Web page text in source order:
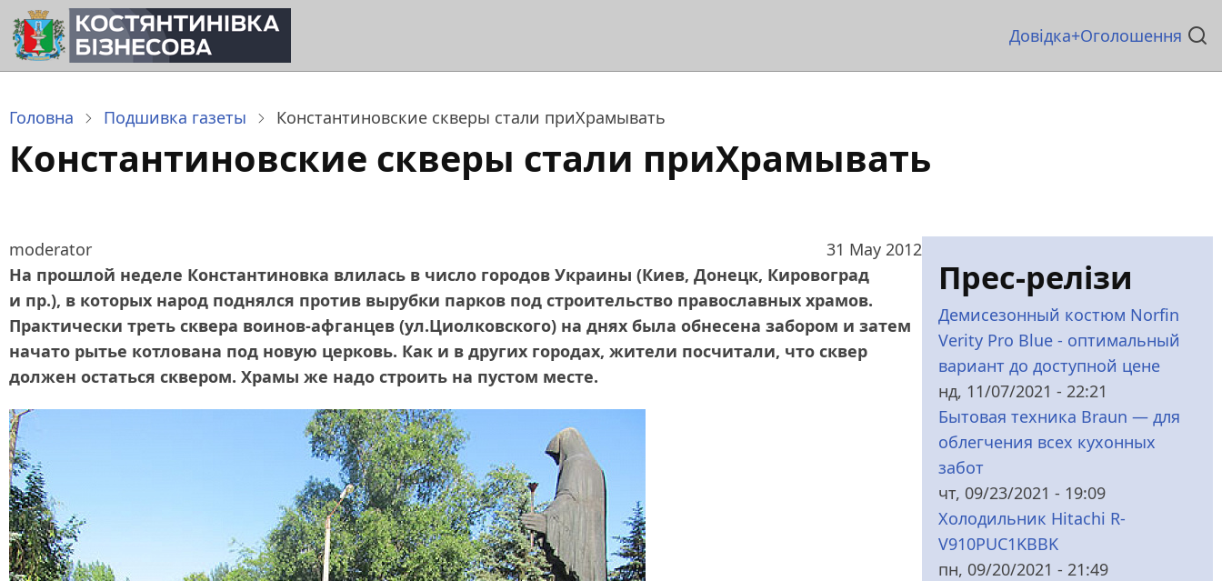
Перейти
до
основного
Основна
Довідка Оголошення
Головна Подшивка газеты Константиновские скверы стали приХрамывать
Константиновские скверы стали приХрамывать
moderator
31 May 2012
На прошлой неделе Константиновка влилась в число городов Украины (Киев, Донецк, Кировоград
и пр.), в которых народ поднялся против вырубки парков под строительство православных храмов.
Практически треть сквера воинов‑афганцев (ул.Циолковского) на днях была обнесена забором и затем
начато рытье котлована под новую церковь. Как и в других городах, жители посчитали, что сквер
должен остаться сквером. Храмы же надо строить на пустом месте.
Прес-релізи
Демисезонный костюм Norfin
Verity Pro Blue - оптимальный
вариант до доступной цене
нд, 11/07/2021 - 22:21
Бытовая техника Braun — для
облегчения всех кухонных
забот
чт, 09/23/2021 - 19:09
Холодильник Hitachi R-
V910PUC1KBBK
пн, 09/20/2021 - 21:49